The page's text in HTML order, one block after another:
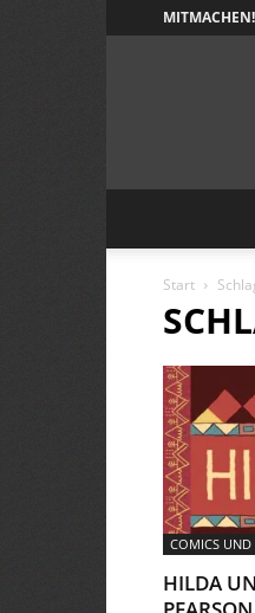
MITMACHEN!
Start
COMICS UND
HILDA